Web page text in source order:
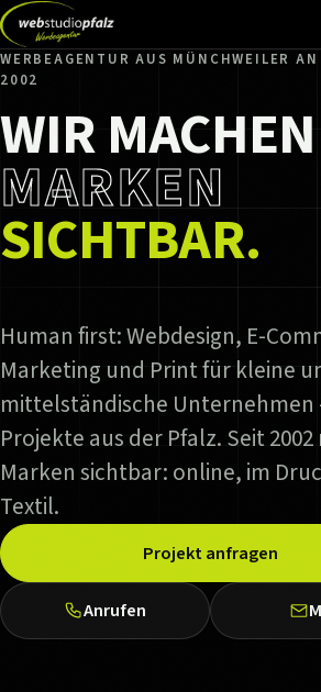
WERBEAGENTUR AUS MÜNCHWEILER
2002
WIR MACHEN
MARKEN
SICHTBAR.
Human first: Webdesign, E-
Marketing und Print für kleine
mittelständische Unternehmen
Projekte aus der Pfalz. Seit
Marken sichtbar: online, im
Textil.
Projekt anfragen
Anrufen